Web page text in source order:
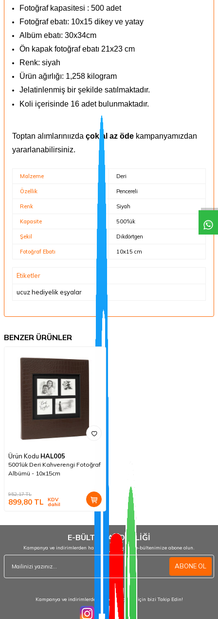
Fotoğraf kapasitesi : 500 adet
Fotoğraf ebatı: 10x15 dikey ve yatay
Albüm ebatı: 30x34cm
Ön kapak fotoğraf ebatı 21x23 cm
Renk: siyah
Ürün ağırlığı: 1,258 kilogram
Jelatinlenmiş bir şekilde satılmaktadır.
Koli içerisinde 16 adet bulunmaktadır.
Toptan alımlarınıızda çok al az öde kampanyamızdan
yararlanabilirsiniz.
Malzeme Deri
Özellik Pencereli
Renk Siyah
Kapasite 500'lük
Şekil Dikdörtgen
Fotoğraf Ebatı 10x15 cm
Etiketler
ucuz hediyelik eşyalar
BENZER ÜRÜNLER
Ürün Kodu HAL005
500'lük Deri Kahverengi Fotoğraf
Albümü - 10x15cm
952,17TL
899,80 TL KDV
dahil
E-BÜLTEN ABONELİĞİ
Kampanya ve indirimlerden haberdar olmak için e-bültenimize abone olun.
ABONE OL
Kampanya ve indirimlerden haberdar olmak için bizi Takip Edin!